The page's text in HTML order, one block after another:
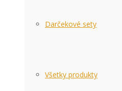
Darčekové sety
Všetky produkty